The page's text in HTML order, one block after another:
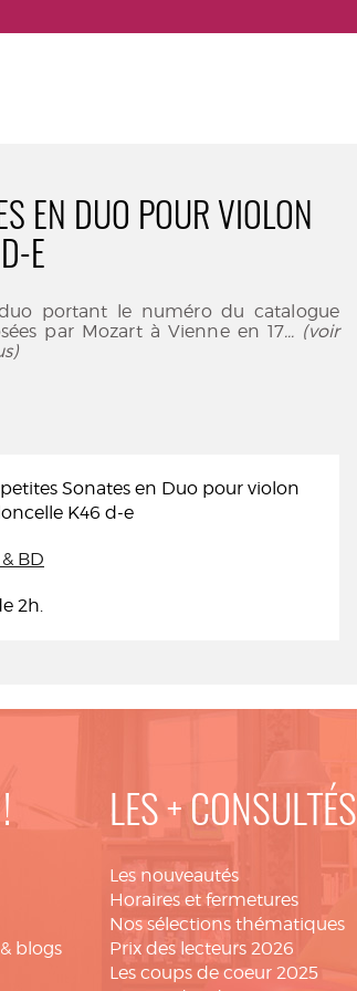
EN DUO POUR VIOLON
E
portant le numéro du catalogue
par Mozart à Vienne en 17... (voir
Sonates en Duo pour violon
K46 d-e
BD
2h.
blogs
LES + CONSULTÉS
Les nouveautés
Horaires et fermetures
Nos sélections thématiques
Prix des lecteurs 2026
Les coups de coeur 2025